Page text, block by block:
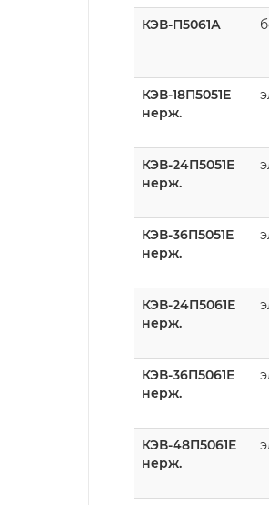
КЭВ-П5061А
КЭВ-18П5051Е
нерж.
КЭВ-24П5051Е
нерж.
КЭВ-36П5051Е
нерж.
КЭВ-24П5061Е
нерж.
КЭВ-36П5061Е
нерж.
КЭВ-48П5061Е
нерж.